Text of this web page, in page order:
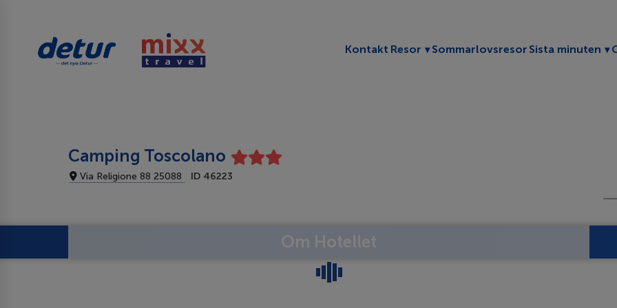
Kontakt Resor Toggle submenu
Sommarlovsresor Sista minuten
Camping Toscolano
Via Religione 88 25088 ID 46223